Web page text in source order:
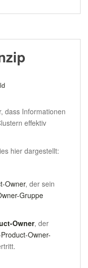
dass Informationen
effektiv
hier dargestellt:
Owner, der sein
Gruppe
Owner, der
Owner-